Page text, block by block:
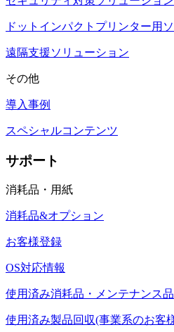
ドットインパクトプリンター用
遠隔支援ソリューション
その他
導入事例
スペシャルコンテンツ
サポート
消耗品・用紙
消耗品&オプション
お客様登録
OS対応情報
使用済み消耗品・メンテナンス
使用済み製品回収(事業系のお客